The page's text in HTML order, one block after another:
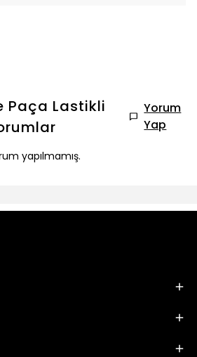
Paça Lastikli
Yorum
Yap
yapılmamış.